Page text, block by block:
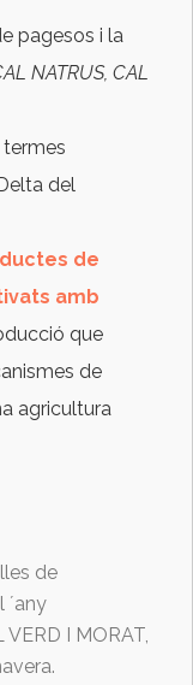
pagesos i la
NATRUS, CAL
del
de
amb
que
de
agricultura
de
´any
I MORAT,